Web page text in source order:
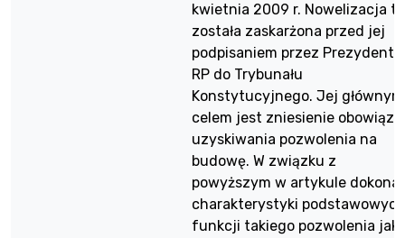
kwietnia 2009 r. Nowelizacja ta
została zaskarżona przed jej
podpisaniem przez Prezydenta
RP do Trybunału
Konstytucyjnego. Jej głównym
celem jest zniesienie
uzyskiwania pozwolenia na
budowę. W związku z
powyższym w artykule
charakterystyki podstawowych
funkcji takiego pozwolenia